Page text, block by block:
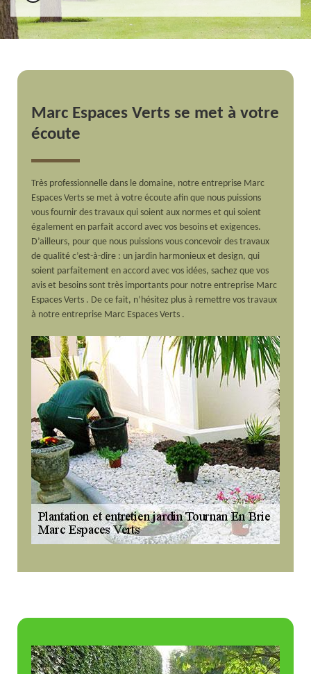
Marc Espaces Verts se met à votre
écoute
Très professionnelle dans le domaine, notre entreprise Marc
Espaces Verts se met à votre écoute afin que nous puissions
vous fournir des travaux qui soient aux normes et qui soient
également en parfait accord avec vos besoins et exigences.
D’ailleurs, pour que nous puissions vous concevoir des travaux
de qualité c’est-à-dire : un jardin harmonieux et design, qui
soient parfaitement en accord avec vos idées, sachez que vos
avis et besoins sont très importants pour notre entreprise Marc
Espaces Verts . De ce fait, n’hésitez plus à remettre vos travaux
à notre entreprise Marc Espaces Verts .